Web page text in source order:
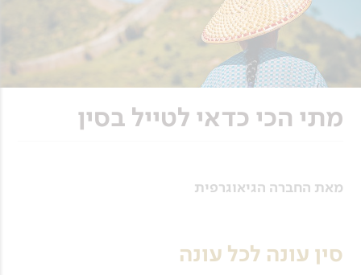
מתי הכי כדאי לטייל בסין
מאת החברה הגיאוגרפית
סין עונה לכל עונה